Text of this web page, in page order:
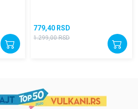
779,40 RSD
1.299,00 RSD